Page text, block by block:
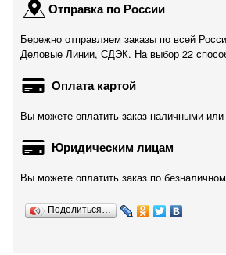
Отправка по России
Бережно отправляем заказы по всей
Деловые Линии, СДЭК. На выбор 22
Оплата картой
Вы можете оплатить заказ наличными или
Юридическим лицам
Вы можете оплатить заказ по
Поделиться…